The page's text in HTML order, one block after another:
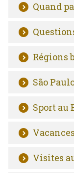
Quand
Régions
São
Sport au
Visites